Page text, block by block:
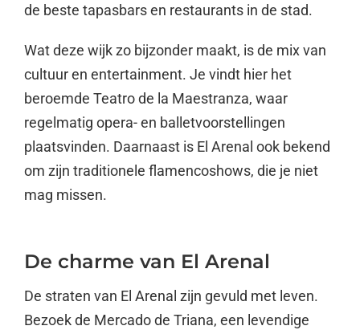
de beste tapasbars en restaurants in de stad.
Wat deze wijk zo bijzonder maakt, is de mix van
cultuur en entertainment. Je vindt hier het
beroemde Teatro de la Maestranza, waar
regelmatig opera- en balletvoorstellingen
plaatsvinden. Daarnaast is El Arenal ook bekend
om zijn traditionele flamencoshows, die je niet
mag missen.
De charme van El Arenal
De straten van El Arenal zijn gevuld met leven.
Bezoek de Mercado de Triana, een levendige